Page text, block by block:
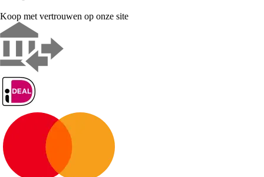
Koop met vertrouwen op onze site